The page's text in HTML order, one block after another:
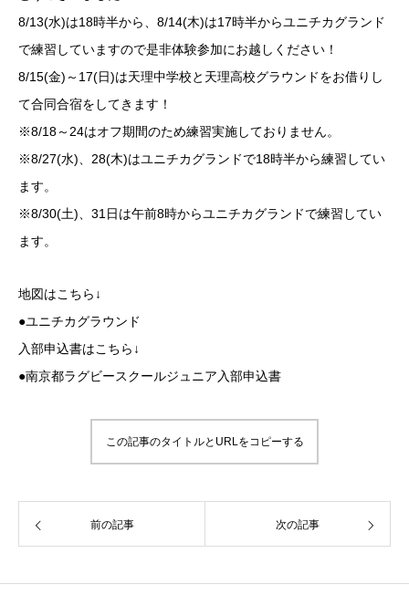
8/13(水)は18時半から、8/14(木)は17時半からユニチカグランド
で練習していますので是非体験参加にお越しください！
8/15(金)～17(日)は天理中学校と天理高校グラウンドをお借りし
て合同合宿をしてきます！
※8/18～24はオフ期間のため練習実施しておりません。
※8/27(水)、28(木)はユニチカグランドで18時半から練習してい
ます。
※8/30(土)、31日は午前8時からユニチカグランドで練習してい
ます。
地図はこちら↓
●ユニチカグラウンド
入部申込書はこちら↓
●南京都ラグビースクールジュニア入部申込書
この記事のタイトルとURLをコピーする
前の記事 次の記事